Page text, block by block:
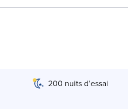
200 nuits d’essai